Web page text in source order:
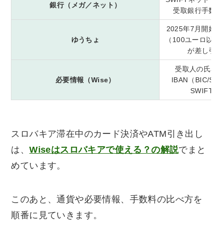
銀行（メガ／ネット）
受取銀行手数
ゆうちょ
2025年7月開始
（100ユーロ以
が差し引
必要情報（Wise）
受取人の氏名
IBAN（BIC/
SWIFT経
スロバキア滞在中のカード決済やATM引き出し
は、Wiseはスロバキアで使える？の解説でまと
めています。
このあと、通貨や必要情報、手数料の比べ方を
順番に見ていきます。